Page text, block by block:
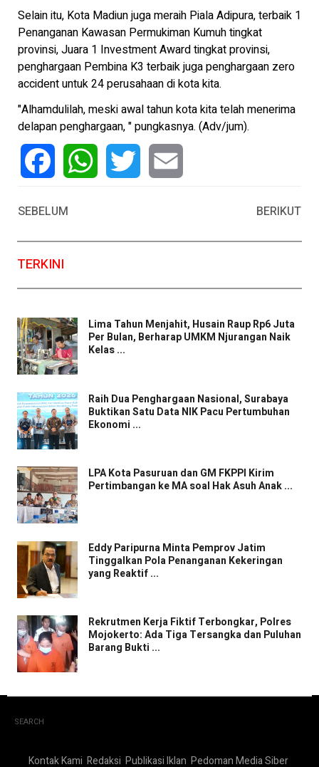
Selain itu, Kota Madiun juga meraih Piala Adipura, terbaik 1
Penanganan Kawasan Permukiman Kumuh tingkat
provinsi, Juara 1 Investment Award tingkat provinsi,
penghargaan Pembina K3 terbaik juga penghargaan zero
accident untuk 24 perusahaan di kota kita.
"Alhamdulilah, meski awal tahun kota kita telah menerima
delapan penghargaan, " pungkasnya. (Adv/jum).
SEBELUM
BERIKUT
TERKINI
Lima Tahun Menjahit, Husain Raup Rp6 Juta
Per Bulan, Berharap UMKM Njurangan Naik
Kelas ...
Raih Dua Penghargaan Nasional, Surabaya
Buktikan Satu Data NIK Pacu Pertumbuhan
Ekonomi ...
LPA Kota Pasuruan dan GM FKPPI Kirim
Pertimbangan ke MA soal Hak Asuh Anak ...
Eddy Paripurna Minta Pemprov Jatim
Tinggalkan Pola Penanganan Kekeringan
yang Reaktif ...
Rekrutmen Kerja Fiktif Terbongkar, Polres
Mojokerto: Ada Tiga Tersangka dan Puluhan
Barang Bukti ...
SEARCH
Kontak Kami Redaksi Publikasi Iklan Pedoman Media Siber